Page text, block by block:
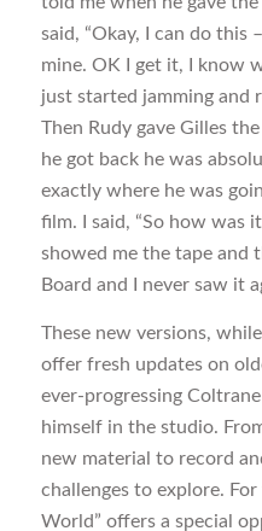
said, “Okay, I can do this
mine. OK I get it, I know
just started jamming and
Then Rudy gave Gilles
he got back he was
exactly where he was
film. I said, “So how was
showed me the tape and
Board and I never saw it
These new versions,
offer fresh updates on
ever-progressing
himself in the studio.
new material to record
challenges to explore.
World” offers a special